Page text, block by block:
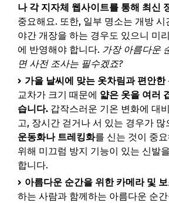
나 각 지자체 웹사이트를 통해 최신
중요해요. 또한, 일부 명소는 개방
야간 개장을 하는 경우도 있으니 미
에 반영해야 합니다. 가장 아름다운
면 사전 조사는 필수겠죠?
가을 날씨에 맞는 옷차림과 편안한
교차가 크기 때문에 얇은 옷을 여러
습니다. 갑작스러운 기온 변화에 대
고, 장시간 걷거나 서 있는 경우가 많
운동화나 트레킹화를 신는 것이 중
위해 미끄럼 방지 기능이 있는 신발
합니다.
아름다운 순간을 위한 카메라 및
하는 사람과 함께하는 아름다운 순